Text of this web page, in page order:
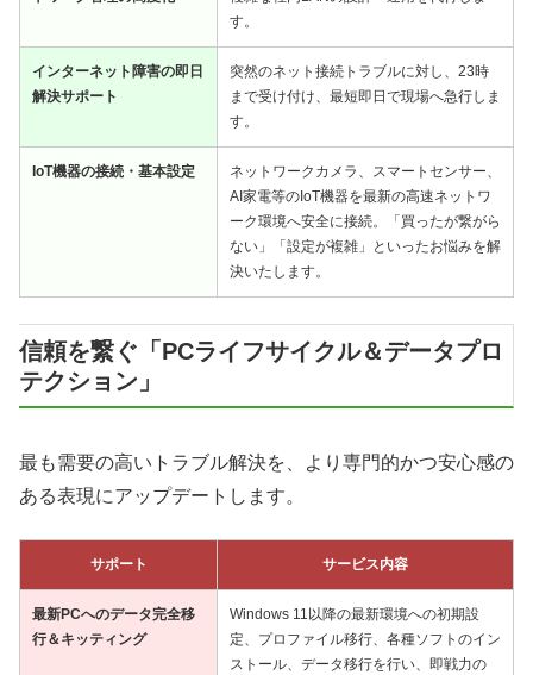
す。
インターネット障害の即日
解決サポート
突然のネット接続トラブルに対し、23時
まで受け付け、最短即日で現場へ急行しま
す。
IoT機器の接続・基本設定
ネットワークカメラ、スマートセンサー、
AI家電等のIoT機器を最新の高速ネットワ
ーク環境へ安全に接続。「買ったが繋がら
ない」「設定が複雑」といったお悩みを解
決いたします。
信頼を繋ぐ「PCライフサイクル＆データプロ
テクション」
最も需要の高いトラブル解決を、より専門的かつ安心感の
ある表現にアップデートします。
サポート サービス内容
最新PCへのデータ完全移
行＆キッティング
Windows 11以降の最新環境への初期設
定、プロファイル移行、各種ソフトのイン
ストール、データ移行を行い、即戦力の